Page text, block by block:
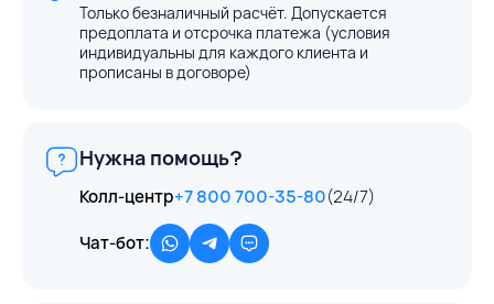
Только безналичный расчёт. Допускается
предоплата и отсрочка платежа (условия
индивидуальны для каждого клиента и
прописаны в договоре)
Нужна помощь?
Колл-центр+7 800 700-35-80(24/7)
Чат-бот: